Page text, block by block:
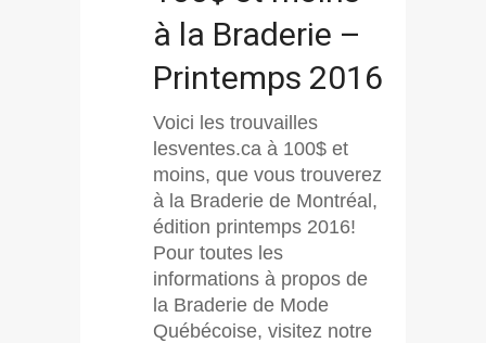
à la Braderie –
Printemps 2016
Voici les trouvailles
lesventes.ca à 100$ et
moins, que vous trouverez
à la Braderie de Montréal,
édition printemps 2016!
Pour toutes les
informations à propos de
la Braderie de Mode
Québécoise, visitez notre